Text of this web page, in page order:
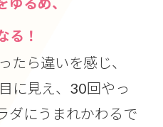
る！
たら違いを感じ、
に見え、30回やっ
ダにうまれかわるで